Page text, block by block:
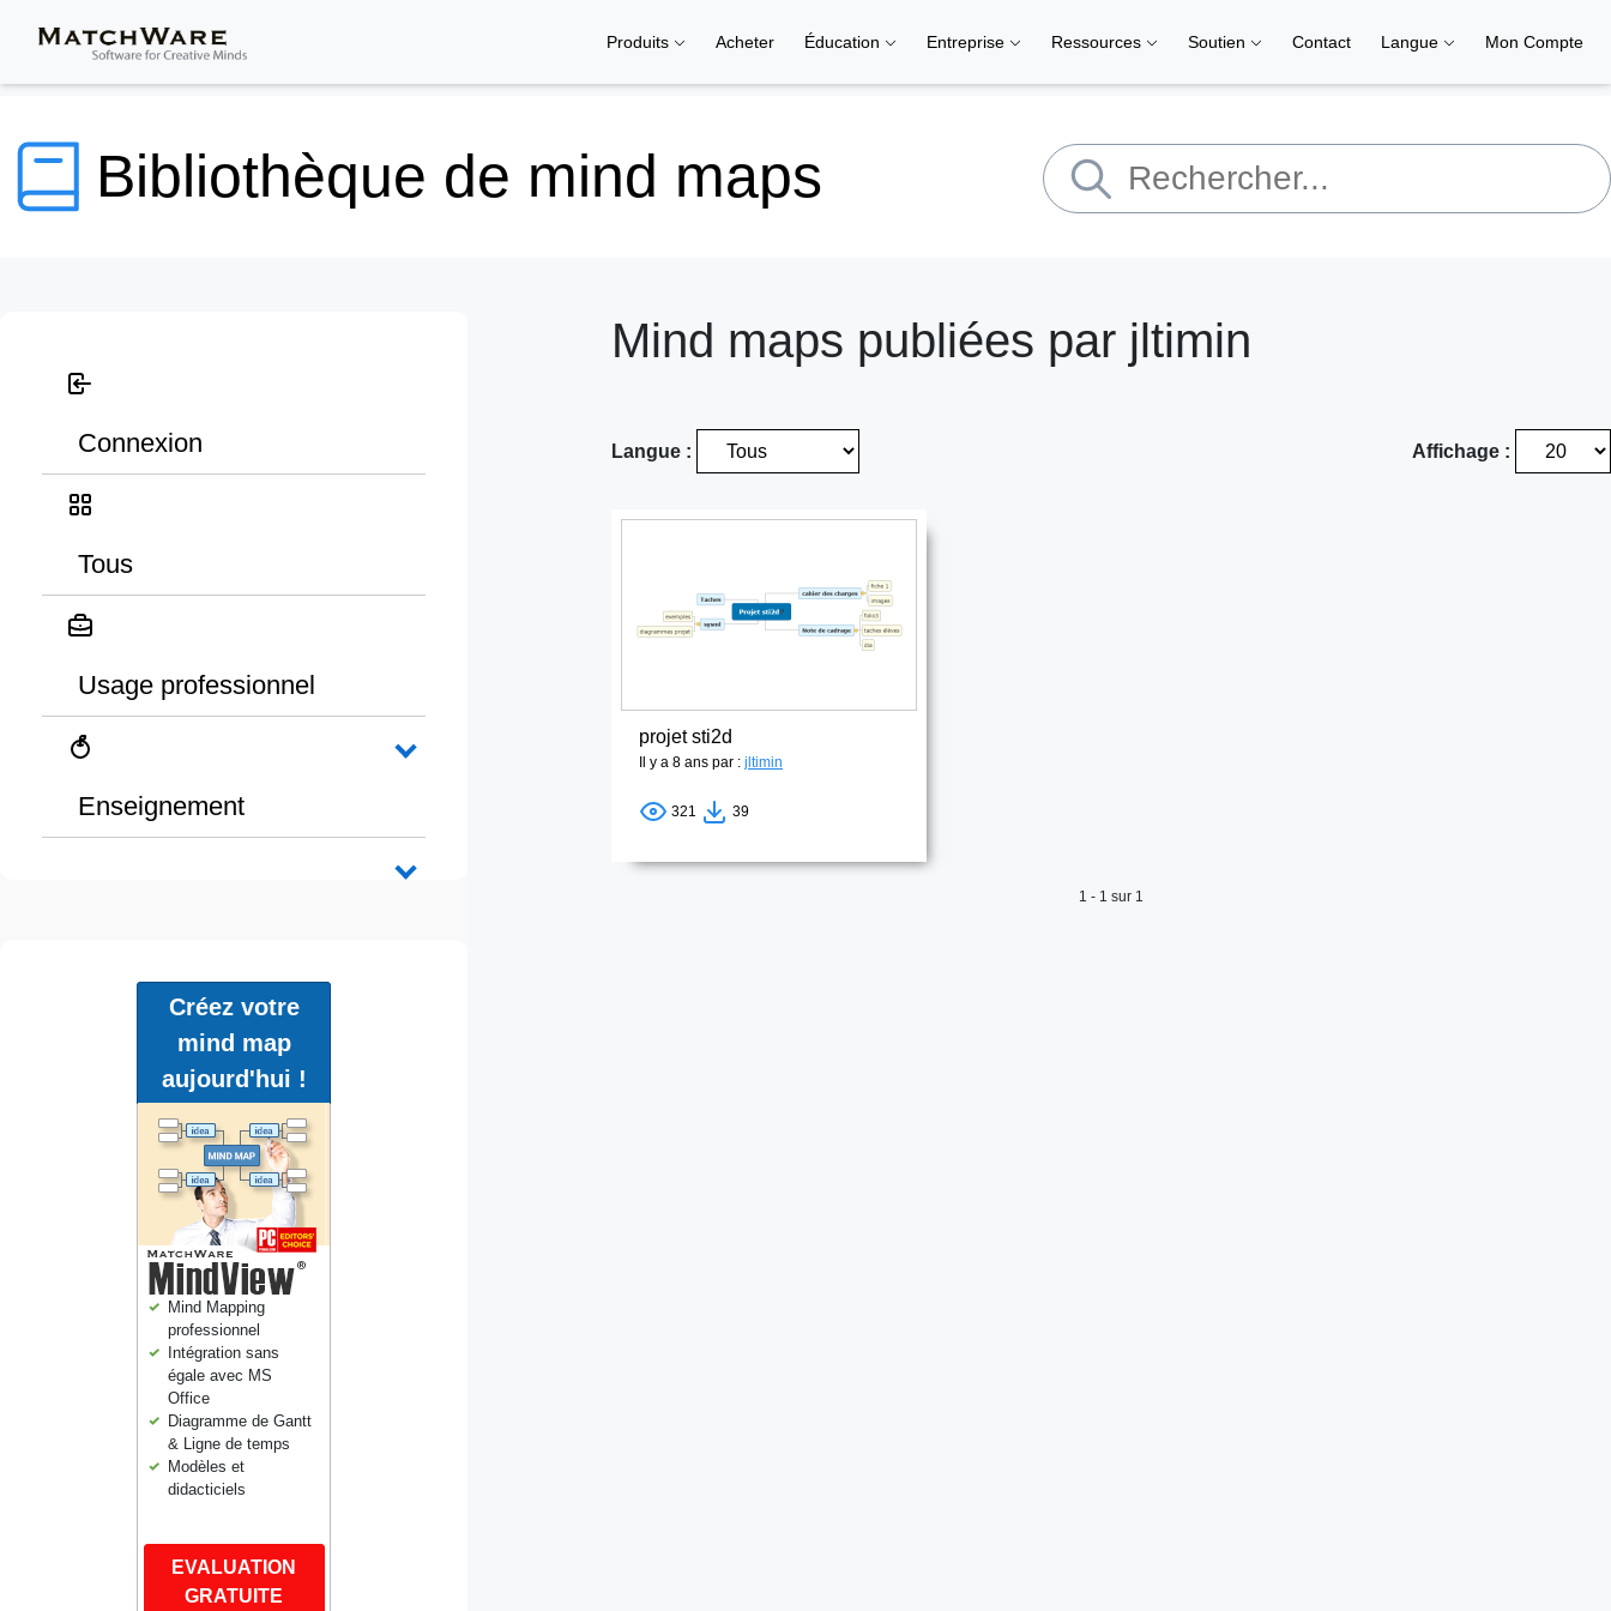
Produits Acheter Éducation Entreprise Ressources Soutien Contact Langue Mon Compte
Bibliothèque de mind maps
Connexion
Tous
Usage professionnel
Enseignement
Créez votre
mind map
aujourd'hui !
Mind Mapping
professionnel
Intégration sans
égale avec MS
Office
Diagramme de Gantt
& Ligne de temps
Modèles et
didacticiels
EVALUATION
GRATUITE
Mind maps publiées par jltimin
Langue : Affichage :
projet sti2d
Il y a 8 ans par : jltimin
321 39
1 - 1 sur 1